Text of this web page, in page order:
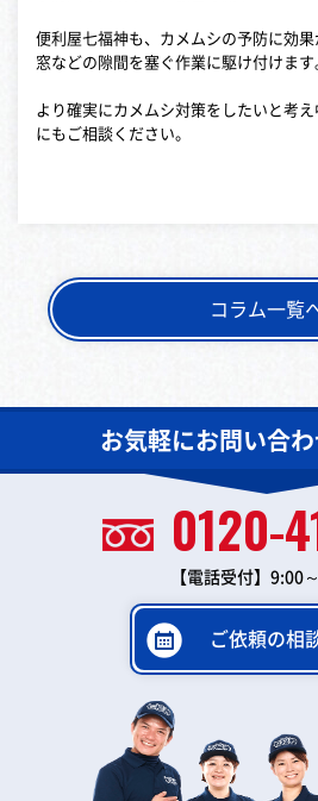
便利屋七福神も、カメムシの予防に効
窓などの隙間を塞ぐ作業に駆け付けます
より確実にカメムシ対策をしたいと考
にもご相談ください。
コラム一覧
お気軽にお問い合
0120-
【電話受付】9:00
ご依頼の相